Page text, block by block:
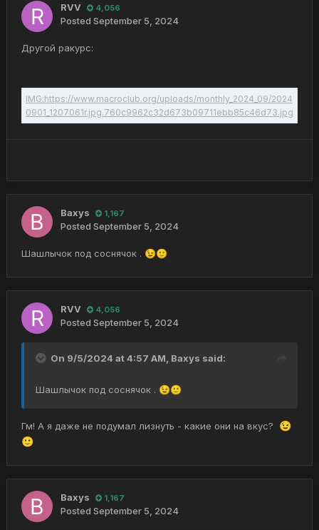
RVV 4,056
Posted September 5, 2024
Другой ракурс:
Baxys 1,167
Posted September 5, 2024
Шашлычок под соснячок . 😉🙂
RVV 4,056
Posted September 5, 2024
On 9/5/2024 at 4:57 AM, Baxys said:
Шашлычок под соснячок . 😉🙂
Гм! А я даже не подумал лизнуть - какие они на вкус? 😉
🙂
Baxys 1,167
Posted September 5, 2024